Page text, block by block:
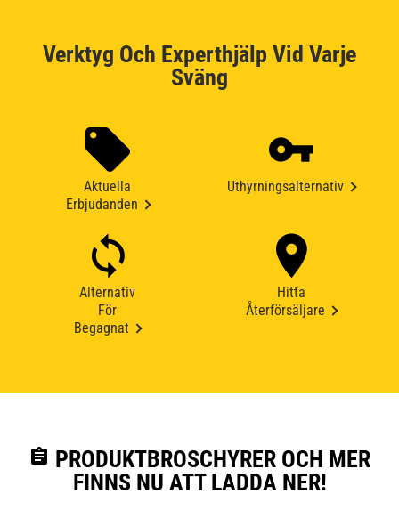
Verktyg Och Experthjälp Vid Varje
Sväng
Aktuella
Erbjudanden
Uthyrningsalternativ
Alternativ
För
Begagnat
Hitta
Återförsäljare
assignment PRODUKTBROSCHYRER OCH MER
FINNS NU ATT LADDA NER!